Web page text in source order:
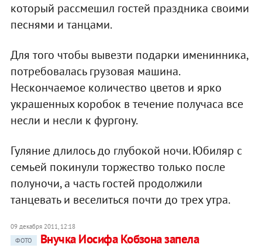
который рассмешил гостей праздника своими
песнями и танцами.
Для того чтобы вывезти подарки именинника,
потребовалась грузовая машина.
Нескончаемое количество цветов и ярко
украшенных коробок в течение получаса все
несли и несли к фургону.
Гуляние длилось до глубокой ночи. Юбиляр с
семьей покинули торжество только после
полуночи, а часть гостей продолжили
танцевать и веселиться почти до трех утра.
09 декабря 2011, 12:18
ФОТО
Внучка Иосифа Кобзона запела